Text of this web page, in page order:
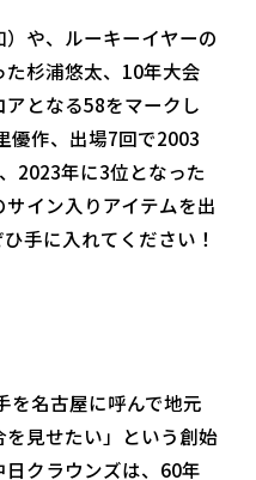
や、ルーキーイヤーの
杉浦悠太、10年大会
となる58をマークし
優作、出場7回で2003
2023年に3位となった
イン入りアイテムを出
手に入れてください！
を名古屋に呼んで地元
見せたい」という創始
クラウンズは、60年